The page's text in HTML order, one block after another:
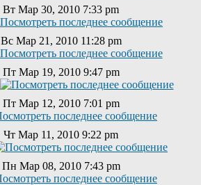
Вт Мар 30, 2010 7:33 pm
Вс Мар 21, 2010 11:28 pm
Пт Мар 19, 2010 9:47 pm
Пт Мар 12, 2010 7:01 pm
Чт Мар 11, 2010 9:22 pm
Пн Мар 08, 2010 7:43 pm